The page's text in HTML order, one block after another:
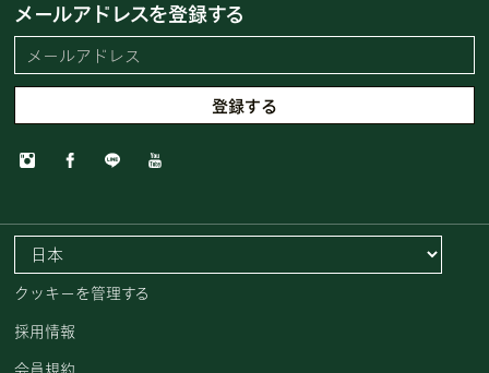
メールアドレスを登録する
採用情報
クッキーを管理する